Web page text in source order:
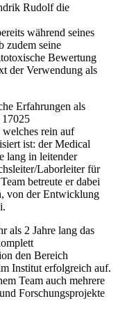
Rudolf die
während seines
zudem seine
Bewertung
der Verwendung als
Erfahrungen als
rein auf
ist: der Medical
lang in leitender
Laborleiter für
betreute er dabei
von der Entwicklung
als 2 Jahre lang das
den Bereich
Institut erfolgreich auf.
Team auch mehrere
Forschungsprojekte